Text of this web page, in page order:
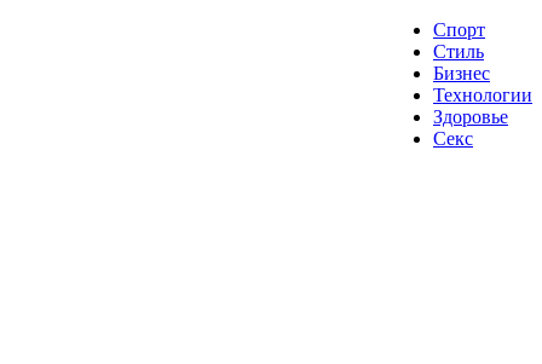
Спорт
Стиль
Бизнес
Технологии
Здоровье
Секс